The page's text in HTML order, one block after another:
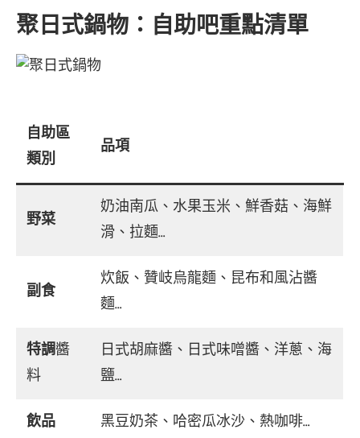
聚日式鍋物：自助吧重點清單
自助區
類別
品項
野菜
奶油南瓜、水果玉米、鮮香菇、海鮮
滑、拉麵…
副食
炊飯、贊岐烏龍麵、昆布和風沾醬
麵…
特調醬
料
日式胡麻醬、日式味噌醬、洋蔥、海
鹽…
飲品
黑豆奶茶、哈密瓜冰沙、熱咖啡…